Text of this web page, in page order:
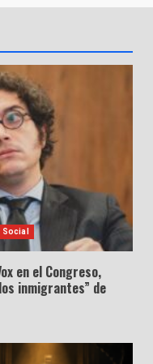
Social
en el Congreso,
inmigrantes” de